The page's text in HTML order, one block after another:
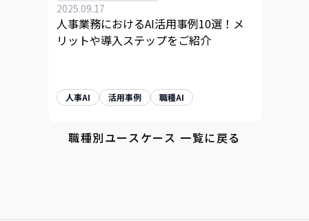
2025.09.17
人事業務におけるAI活用事例10選！メ
リットや導入ステップをご紹介
人事AI 活用事例 職種AI
職種別ユースケース 一覧に戻る